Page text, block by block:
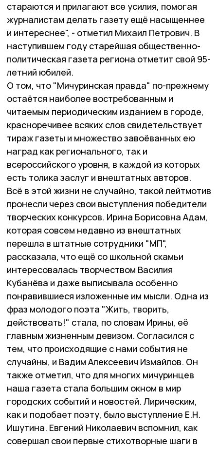
стараются и прилагают все усилия, помогая
журналистам делать газету ещё насыщеннее
и интереснее", - отметил Михаил Петрович. В
наступившем году старейшая общественно-
политическая газета региона отметит свой 95-
летний юбилей.
О том, что "Мичуринская правда" по-прежнему
остаётся наиболее востребованным и
читаемым периодическим изданием в городе,
красноречивее всяких слов свидетельствует
тираж газеты и множество завоёванных ею
наград как регионального, так и
всероссийского уровня, в каждой из которых
есть толика заслуг и внештатных авторов.
Всё в этой жизни не случайно, такой лейтмотив
пронесли через свои выступления победители
творческих конкурсов. Ирина Борисовна Адам,
которая совсем недавно из внештатных
перешла в штатные сотрудники "МП",
рассказала, что ещё со школьной скамьи
интересовалась творчеством Василия
Кубанёва и даже выписывала особенно
понравившиеся изложенные им мысли. Одна из
фраз молодого поэта "Жить, творить,
действовать!" стала, по словам Ирины, её
главным жизненным девизом. Согласился с
тем, что происходящие с нами события не
случайны, и Вадим Алексеевич Измайлов. Он
также отметил, что для многих мичуринцев
наша газета стала большим окном в мир
городских событий и новостей. Лирическим,
как и подобает поэту, было выступление Е.Н.
Ишутина. Евгений Николаевич вспомнил, как
совершал свои первые стихотворные шаги в